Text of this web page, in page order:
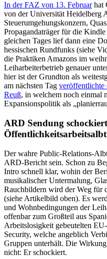
In der FAZ von 13. Februarhat
von der Universität Heidelberg
Steuerumgehungskonzern,
Propagandaträger für die
gleichen Tages lief dann eine
hessischen Rundfunks (siehe
die Praktiken Amazons im
Leiharbeiterbetrieb genauer
hier ist der Grundton als
am nächsten Tag veröffentlichte
Reuß, in welchem noch einmal
Expansionspolitik als
ARD Sendung
Der wahre Public-Relations-
ARD-Bericht sein. Schon zu
Intro schnell klar, wohin der
musikalischer Untermalung,
Rauchbildern wird der Weg für
(siehe Artikelbild oben). Es
und Wohnbedingungen der
offenbar zum Großteil aus
Arbeitslosigkeit gebeutelten
Security, welche angeblich
Gruppen unterhält. Die
nicht: Er schockiert.